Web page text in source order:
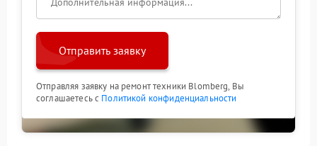
Отправить заявку
Отправляя заявку на ремонт техники Blomberg, Вы
соглашаетесь с Политикой конфиденциальности